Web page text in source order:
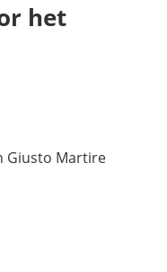
het
Giusto Martire